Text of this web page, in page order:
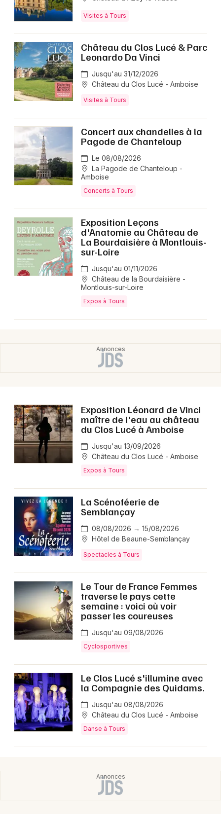
Visites à Tours
Château du Clos Lucé & Parc
Leonardo Da Vinci
Jusqu'au 31/12/2026
Château du Clos Lucé - Amboise
Visites à Tours
Concert aux chandelles à la
Pagode de Chanteloup
Le 08/08/2026
La Pagode de Chanteloup -
Amboise
Concerts à Tours
Exposition Leçons
d'Anatomie au Château de
La Bourdaisière à Montlouis-
sur-Loire
Jusqu'au 01/11/2026
Château de la Bourdaisière -
Montlouis-sur-Loire
Expos à Tours
Exposition Léonard de Vinci
maître de l'eau au château
du Clos Lucé à Amboise
Jusqu'au 13/09/2026
Château du Clos Lucé - Amboise
Expos à Tours
La Scénoféerie de
Semblançay
08/08/2026 → 15/08/2026
Hôtel de Beaune-Semblançay
Spectacles à Tours
Le Tour de France Femmes
traverse le pays cette
semaine : voici où voir
passer les coureuses
Jusqu'au 09/08/2026
Cyclosportives
Le Clos Lucé s'illumine avec
la Compagnie des Quidams.
Jusqu'au 08/08/2026
Château du Clos Lucé - Amboise
Danse à Tours